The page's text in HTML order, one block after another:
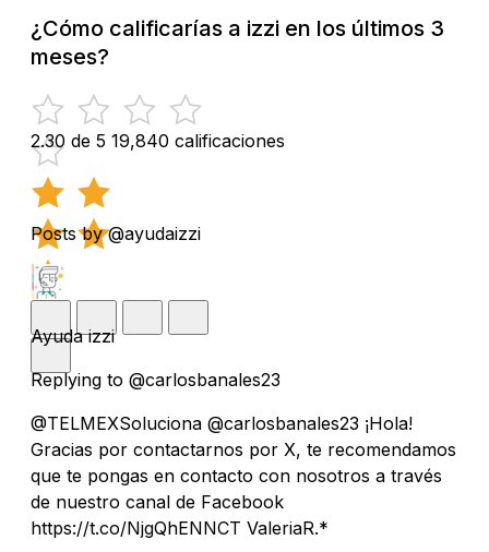
¿Cómo calificarías a izzi en los últimos 3
meses?
2.30 de 5 19,840 calificaciones
Posts by @ayudaizzi
Ayuda izzi
Replying to @carlosbanales23
@TELMEXSoluciona @carlosbanales23 ¡Hola!
Gracias por contactarnos por X, te recomendamos
que te pongas en contacto con nosotros a través
de nuestro canal de Facebook
https://t.co/NjgQhENNCT ValeriaR.*